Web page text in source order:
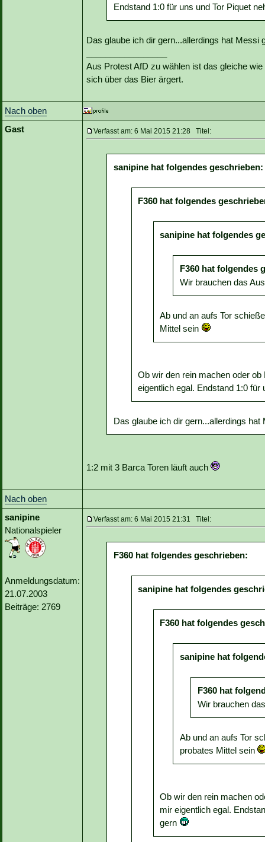
Endstand 1:0 für uns und Tor Piquet
Das glaube ich dir gern...allerdings hat Messi
Aus Protest AfD zu wählen ist das gleiche
sich über das Bier ärgert.
Nach oben
Gast
Verfasst am: 6 Mai 2015 21:28 Titel:
sanipine hat folgendes geschrieben:
F360 hat folgendes
sanipine hat folgendes
F360 hat folgendes
Wir brauchen das
Ab und an aufs Tor
Mittel sein
Ob wir den rein machen oder
eigentlich egal. Endstand 1:0
Das glaube ich dir gern...allerdings
1:2 mit 3 Barca Toren läuft auch
Nach oben
sanipine
Nationalspieler
Anmeldungsdatum:
21.07.2003
Beiträge: 2769
Verfasst am: 6 Mai 2015 21:31 Titel:
F360 hat folgendes geschrieben:
sanipine hat folgendes
F360 hat folgendes
sanipine hat
F360 hat
Wir brauchen
Ab und an aufs Tor
probates Mittel sein
Ob wir den rein machen
mir eigentlich egal.
gern